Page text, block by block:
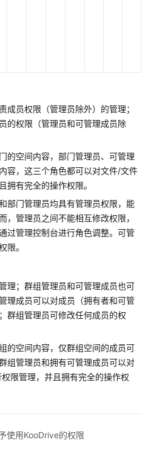
成员权限（管理员除外）的管理；
的权限（管理员和可管理成员除
的空间内容，部门管理员、可管理
容，这三个角色都可以对文件/文件
拥有完全的操作权限。
部门管理员均具有管理员权限，能
，管理员之间不能相互修改权限，
过管理控制台进行角色调整。可管
限。
理；群组管理员和可管理成员也可
理成员可以对成员（拥有者和可管
群组管理员可修改任何成员的权
的空间内容，仅群组空间的成员可
组管理员和拥有可管理成员可以对
限管理，并且拥有完全的操作权
使用KooDrive的权限